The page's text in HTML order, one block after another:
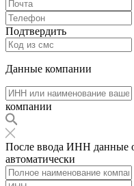
Подтвердить
Данные компании
компании
После ввода ИНН данные
автоматически